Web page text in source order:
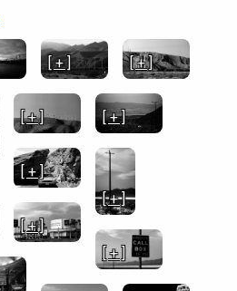
[ + ] [ + ]
[ + ] [ + ]
[ + ]
[ + ]
[ + ]
[ + ]